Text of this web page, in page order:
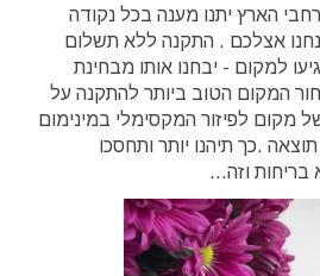
הארץ יתנו מענה בכל נקודה
אצלכם . התקנה ללא תשלום
למקום - יבחנו אותו מבחינת
המקום הטוב ביותר להתקנה על
מקום לפיזור המקסימלי במינימום
.כך תיהנו יותר ותחסכו
בריחות וזה...